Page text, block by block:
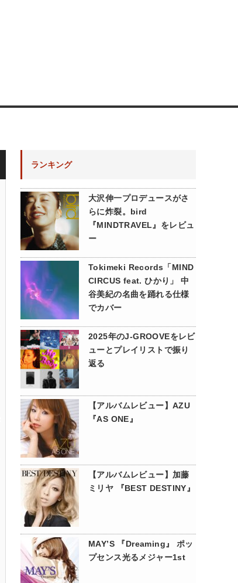
ランキング
大沢伸一プロデュースがさ
らに炸裂。bird
『MINDTRAVEL』をレビュ
ー
Tokimeki Records「MIND
CIRCUS feat. ひかり」 中
谷美紀の名曲を踊れる仕様
でカバー
2025年のJ-GROOVEをレビ
ューとプレイリストで振り
返る
【アルバムレビュー】AZU
『AS ONE』
【アルバムレビュー】加藤
ミリヤ 『BEST DESTINY』
MAY’S 『Dreaming』 ポッ
プセンス光るメジャー1st